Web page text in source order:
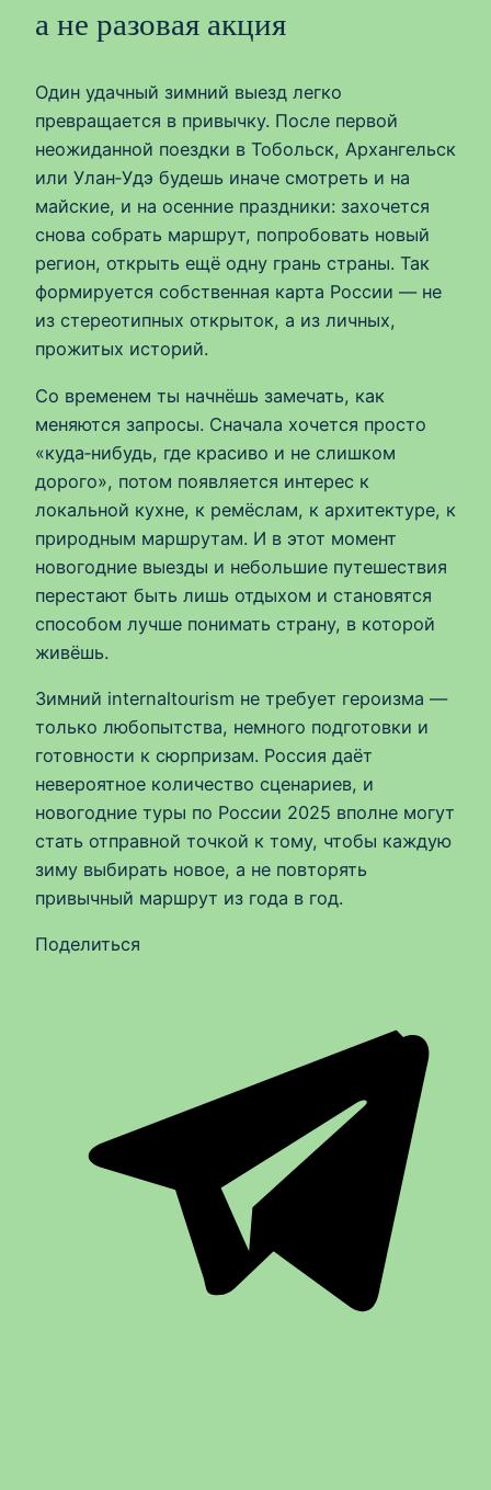
а не разовая акция
Один удачный зимний выезд легко
превращается в привычку. После первой
неожиданной поездки в Тобольск, Архангельск
или Улан‑Удэ будешь иначе смотреть и на
майские, и на осенние праздники: захочется
снова собрать маршрут, попробовать новый
регион, открыть ещё одну грань страны. Так
формируется собственная карта России — не
из стереотипных открыток, а из личных,
прожитых историй.
Со временем ты начнёшь замечать, как
меняются запросы. Сначала хочется просто
«куда‑нибудь, где красиво и не слишком
дорого», потом появляется интерес к
локальной кухне, к ремёслам, к архитектуре, к
природным маршрутам. И в этот момент
новогодние выезды и небольшие путешествия
перестают быть лишь отдыхом и становятся
способом лучше понимать страну, в которой
живёшь.
Зимний internaltourism не требует героизма —
только любопытства, немного подготовки и
готовности к сюрпризам. Россия даёт
невероятное количество сценариев, и
новогодние туры по России 2025 вполне могут
стать отправной точкой к тому, чтобы каждую
зиму выбирать новое, а не повторять
привычный маршрут из года в год.
Поделиться